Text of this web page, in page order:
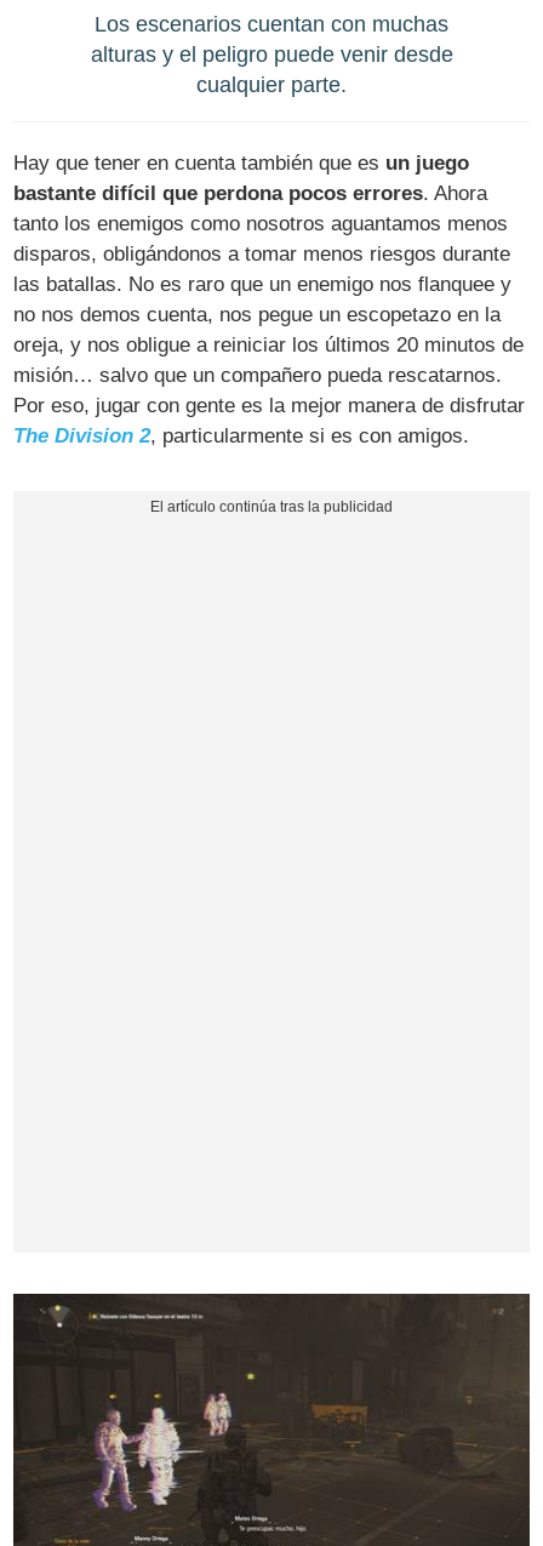
Los escenarios cuentan con muchas
alturas y el peligro puede venir desde
cualquier parte.
Hay que tener en cuenta también que es un juego
bastante difícil que perdona pocos errores. Ahora
tanto los enemigos como nosotros aguantamos menos
disparos, obligándonos a tomar menos riesgos durante
las batallas. No es raro que un enemigo nos flanquee y
no nos demos cuenta, nos pegue un escopetazo en la
oreja, y nos obligue a reiniciar los últimos 20 minutos de
misión… salvo que un compañero pueda rescatarnos.
Por eso, jugar con gente es la mejor manera de disfrutar
The Division 2, particularmente si es con amigos.